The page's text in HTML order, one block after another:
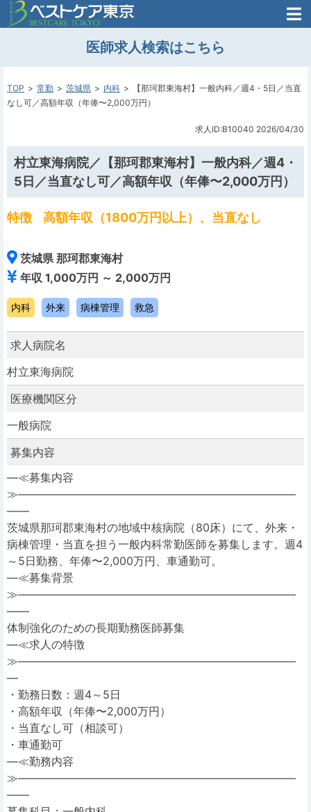
医師がはじめた
医師のための
転職支援
転職支援のお問い合わせ
医師求人検索はこちら
TOP 常勤 茨城県 内科
【那珂郡東海村】一般内科／週4・5日／当直
なし可／高額年収（年俸〜2,000万円）
求人ID:B10040 2026/04/30
村立東海病院／【那珂郡東海村】一般内科／週4・
5日／当直なし可／高額年収（年俸〜2,000万円）
特徴 高額年収（1800万円以上）、当直なし
茨城県 那珂郡東海村
年収 1,000万円 ～ 2,000万円
内科 外来 病棟管理 救急
求人病院名
村立東海病院
医療機関区分
一般病院
募集内容
―≪募集内容
≫―――――――――――――――――――――――――
――
茨城県那珂郡東海村の地域中核病院（80床）にて、外来・
病棟管理・当直を担う一般内科常勤医師を募集します。週4
～5日勤務、年俸〜2,000万円、車通勤可。
―≪募集背景
≫―――――――――――――――――――――――――
――
体制強化のための長期勤務医師募集
―≪求人の特徴
≫―――――――――――――――――――――――――
―
・勤務日数：週4～5日
・高額年収（年俸〜2,000万円）
・当直なし可（相談可）
・車通勤可
―≪勤務内容
≫―――――――――――――――――――――――――
――